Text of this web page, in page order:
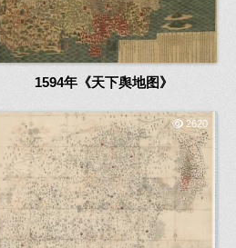
1594年《天下舆地图》
2620